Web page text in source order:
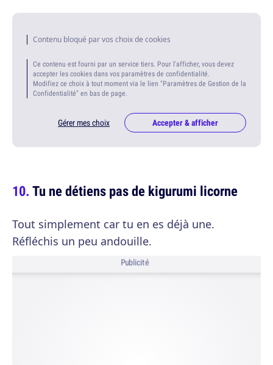
Contenu bloqué par vos choix de cookies
Ce contenu est fourni par un service tiers. Pour l'afficher, vous devez
accepter les cookies dans vos paramètres de confidentialité.
Modifiez ce choix à tout moment via le lien "Paramètres de Gestion de la
Confidentialité" en bas de page.
Gérer mes choix Accepter & afficher
Tu ne détiens pas de kigurumi licorne
Tout simplement car tu en es déjà une.
Réfléchis un peu andouille.
Publicité